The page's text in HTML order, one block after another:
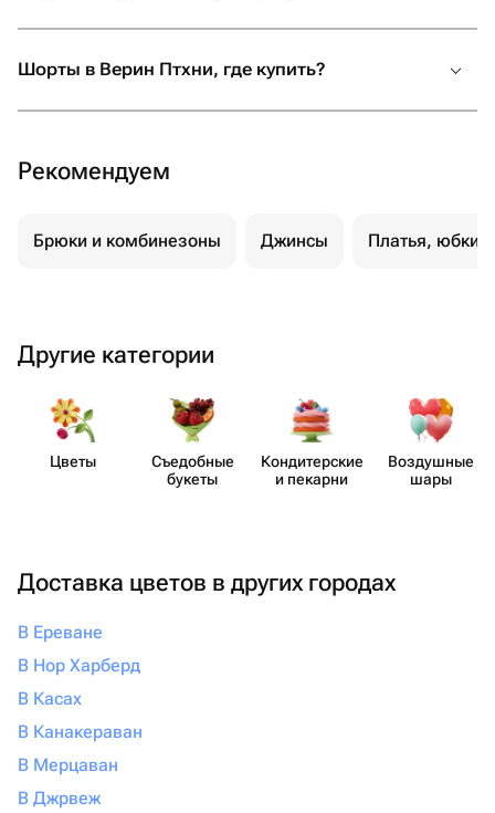
Шорты в Верин Птхни, где купить?
Рекомендуем
Брюки и комбинезоны Джинсы Платья, юбки
Другие категории
Цветы
Съедобные
букеты
Кондит​ерские
и пекарни
Воздушные
шары
Доставка цветов в других городах
В Ереване
В Нор Харберд
В Касах
В Канакераван
В Мерцаван
В Джрвеж